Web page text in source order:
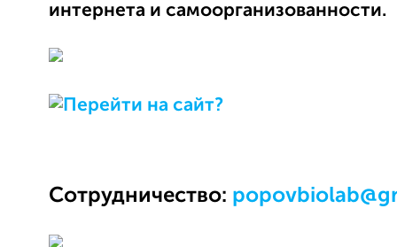
интернета и самоорганизованности.
Сотрудничество: